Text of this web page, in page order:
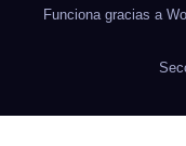
Funciona gracias a